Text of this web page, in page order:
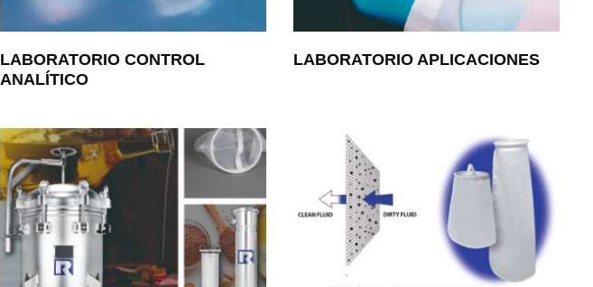
LABORATORIO CONTROL
ANALÍTICO
LABORATORIO APLICACIONES